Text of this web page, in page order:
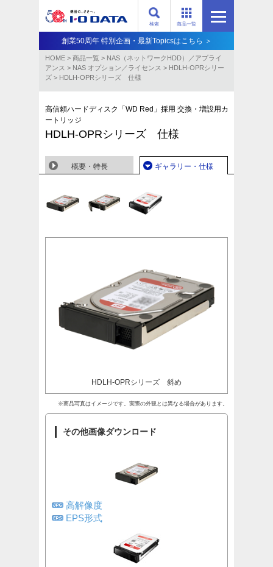
商品一覧
検索
創業50周年 特別企画・最新Topicsはこちら ＞
HOME > 商品一覧 > NAS（ネットワークHDD）／アプライ
アンス​ > NAS オプション／ライセンス > HDLH-OPRシリー
ズ > HDLH-OPRシリーズ 仕様
高信頼ハードディスク「WD Red」採用 交換・増設用カ
ートリッジ
HDLH-OPRシリーズ 仕様
概要・特長 ギャラリー・仕様
HDLH-OPRシリーズ 斜め
※商品写真はイメージです。実際の外観とは異なる場合があります。
その他画像ダウンロード
高解像度
EPS形式